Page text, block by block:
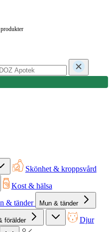
Skönhet & kroppsvård
Kost & hälsa
& tänder Mun & tänder
förälder Djur